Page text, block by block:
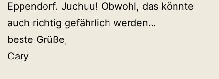
Eppendorf. Juchuu! Obwohl, das könnte
auch richtig gefährlich werden…
beste Grüße,
Cary